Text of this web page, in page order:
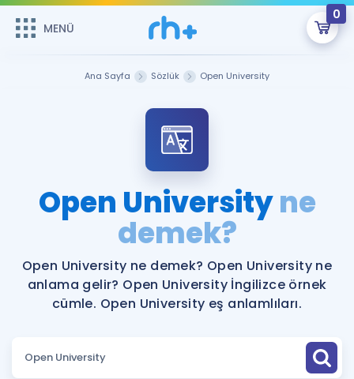
MENÜ
0
Şifremi Hatırlamıyorum
Sepetin Şu An Boş.
Remzi Hoca ile seni sınava hazırlayacak onlarca eğitim seni
bekliyor!
MENÜ
Katılımcı Görüşleri
Faydalı Araçlar
Ücretsiz Kaynaklar
Puan Hesaplama
İngilizce Gramer
Ana Sayfa Sözlük Open University
Open Universityne
demek?
Open University ne demek? Open University ne
anlama gelir? Open University İngilizce örnek
cümle. Open University eş anlamlıları.